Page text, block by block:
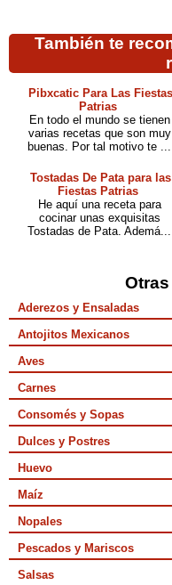
También te
Pibxcatic Para Las Fiestas
Patrias
En todo el mundo se tienen
varias recetas que son muy
buenas. Por tal motivo te ...
Tostadas De Pata para las
Fiestas Patrias
He aquí una receta para
cocinar unas exquisitas
Tostadas de Pata. Ademá...
Aderezos y Ensaladas
Antojitos Mexicanos
Aves
Carnes
Consomés y Sopas
Dulces y Postres
Huevo
Maíz
Nopales
Pescados y Mariscos
Salsas